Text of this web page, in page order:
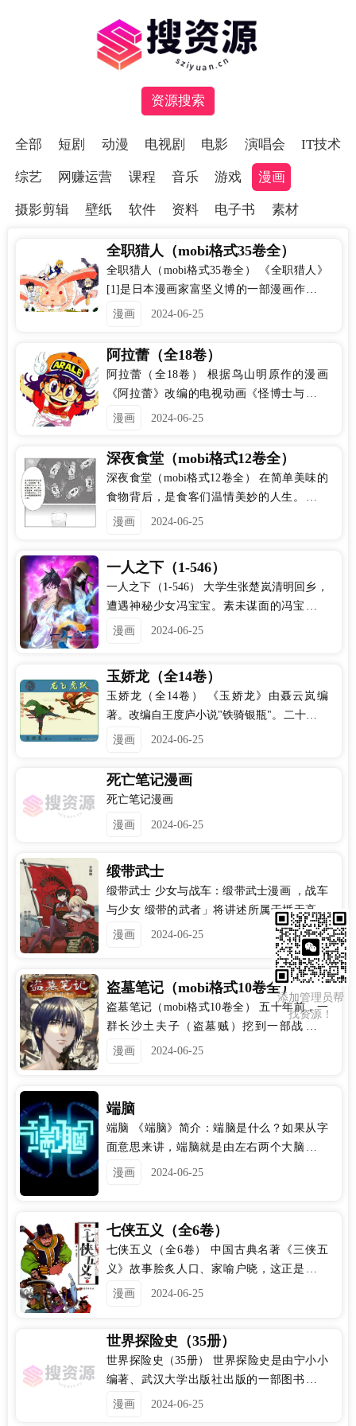
资源搜索
全部 短剧 动漫 电视剧 电影 演唱会 IT技术
综艺 网赚运营 课程 音乐 游戏 漫画
摄影剪辑 壁纸 软件 资料 电子书 素材
全职猎人（mobi格式35卷全）
全职猎人（mobi格式35卷全） 《全职猎人》
[1]是日本漫画家富坚义博的一部漫画作品。
该作于1998年3月16日起在日本集英社旗下漫
子版由漫番漫画连载 [2]；另亦有根据原作改
编的同名电视动画、剧场版和电子游戏等周
边媒体产品。
漫画 2024-06-25
阿拉蕾（全18卷）
阿拉蕾（全18卷） 根据鸟山明原作的漫画
《阿拉蕾》改编的电视动画《怪博士与机器
娃娃》于1981年4月8日开始在富士电视台系
作者鸟山明因此一夕成名。截至1986年2月19
日动画完结，《怪博士与机器娃娃》共连续
播出了五年，共243集。期间动画收视率一度
莫及，也创下卡通节目之收视颠峰（注：现
年可谓是《机器娃娃年》，作者鸟山明缴税
六亿四千七百四十五万日币，收入高达十亿
日币以上，记录无人能破。八〇年代，机器
漫画 2024-06-25
深夜食堂（mobi格式12卷全）
深夜食堂（mobi格式12卷全） 在简单美味的
食物背后，是食客们温情美妙的人生。就像
陈晓卿评价《深夜食堂》时说的，平凡的食
漫画 2024-06-25
一人之下（1-546）
一人之下（1-546） 大学生张楚岚清明回乡，
遭遇神秘少女冯宝宝。素未谋面的冯宝宝却
对张楚岚异常熟悉，并将其带去自己打工的
生活被彻底颠覆...
漫画 2024-06-25
玉娇龙（全14卷）
玉娇龙（全14卷） 《玉娇龙》由聂云岚编
著。改编自王度庐小说"铁骑银瓶"。二十世纪
八十年代始载于湖北《今古传奇》杂志。电
编。本册连环画《玉娇龙》共十二册谨请欣
赏。
漫画 2024-06-25
死亡笔记漫画
死亡笔记漫画
漫画 2024-06-25
缎带武士
缎带武士 少女与战车：缎带武士漫画 ，战车
与少女 缎带的武者」将讲述所属于楯无高校
「蜈蚣队」的主人公——鹤姫しずか在战车
道上奋发活跃的故事。期待少女们能为我们
漫画 2024-06-25
盗墓笔记（mobi格式10卷全）
盗墓笔记（mobi格式10卷全） 五十年前，一
群长沙土夫子（盗墓贼）挖到一部战国帛
书，残篇中记载了一座奇特的战国古墓的位
的孙子在先人笔记中发现了这个秘密，他纠
集了一批经验丰富的盗墓高手前去寻宝。
漫画 2024-06-25
端脑
端脑 《端脑》简介：端脑是什么？如果从字
面意思来讲，端脑就是由左右两个大脑组成
的生物器官。在这部故事里，它用来描述由
揭开掩藏在整个宇宙中的巨大秘密，从骇人
听闻的阴谋，到银河系战争，从反人类的背
叛到伟大的牺牲，人类从来未曾了解自己是
运做出最后的一搏。
漫画 2024-06-25
七侠五义（全6卷）
七侠五义（全6卷） 中国古典名著《三侠五
义》故事脍炙人口、家喻户晓，这正是难度
极高的挑战，无论人物性格、故事编排、对
血盈腔空余恨！世代英雄，每个人也有他背
后的故事
漫画 2024-06-25
世界探险史（35册）
世界探险史（35册） 世界探险史是由宁小小
编著、武汉大学出版社出版的一部图书，本
书忠于历史，并尽可能地在保持完整的历史
漫画 2024-06-25
添加管理员帮
找资源！